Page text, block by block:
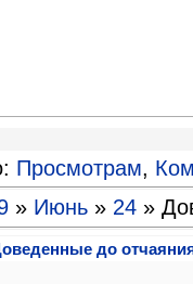
Просмотрам,
» Июнь » 24 »
до